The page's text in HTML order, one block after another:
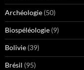
Archéologie (50)
Biospéléologie (9)
Bolivie (39)
Brésil (95)